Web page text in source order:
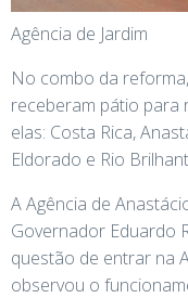
Agência de Jardim
No combo da
receberam pátio para
elas: Costa Rica,
Eldorado e Rio
A Agência de
Governador Eduardo
questão de entrar na
observou o